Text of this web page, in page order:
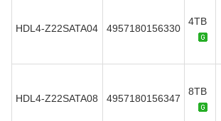
HDL4-Z22SATA04 4957180156330
4TB
HDL4-Z22SATA08 4957180156347
8TB